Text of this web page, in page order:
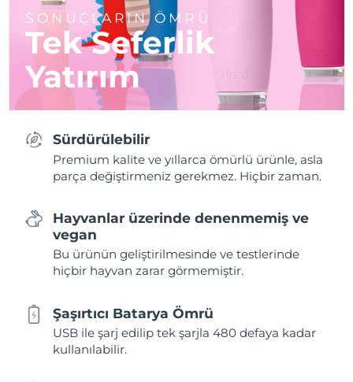
SONUÇLARIN ÖMRÜ
Tek Seferlik
Yatırım
Sürdürülebilir
Premium kalite ve yıllarca ömürlü ürünle, asla
parça değiştirmeniz gerekmez. Hiçbir zaman.
Hayvanlar üzerinde denenmemiş ve
vegan
Bu ürünün geliştirilmesinde ve testlerinde
hiçbir hayvan zarar görmemiştir.
Şaşırtıcı Batarya Ömrü
USB ile şarj edilip tek şarjla 480 defaya kadar
kullanılabilir.